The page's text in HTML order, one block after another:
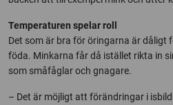
Temperaturen spelar roll
Det som är bra för öringarna är dåligt
föda. Minkarna får då istället rikta in
som småfåglar och gnagare.
– Det är möjligt att förändringar i